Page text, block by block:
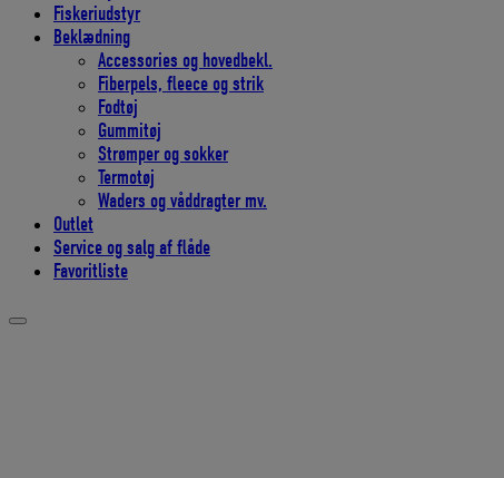
Fiskeriudstyr
Beklædning
Accessories og hovedbekl.
Fiberpels, fleece og strik
Fodtøj
Gummitøj
Strømper og sokker
Termotøj
Waders og våddragter mv.
Outlet
Service og salg af flåde
Favoritliste